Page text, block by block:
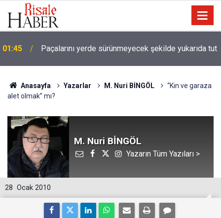
01:45 Paçalarını yerde sürünmeyecek şekilde yukarıda tut
Anasayfa Yazarlar M. Nuri BİNGÖL
“Kin ve garaza
alet olmak” mı?
M. Nuri BİNGÖL
Yazarın Tüm Yazıları >
28 Ocak 2010